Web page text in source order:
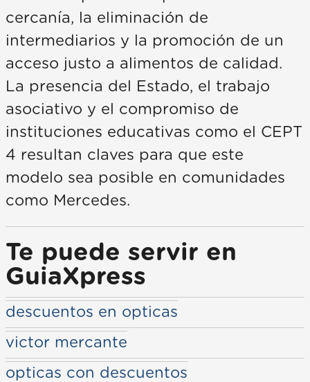
cercanía, la eliminación de
intermediarios y la promoción de un
acceso justo a alimentos de calidad.
La presencia del Estado, el trabajo
asociativo y el compromiso de
instituciones educativas como el CEPT
4 resultan claves para que este
modelo sea posible en comunidades
como Mercedes.
Te puede servir en
GuiaXpress
descuentos en opticas
victor mercante
opticas con descuentos